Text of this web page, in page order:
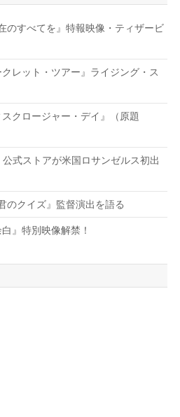
のすべてを』特報映像・ティザービ
レット・ツアー』ライジング・ス
クロージャー・デイ』（原題
公式ストアが米国ロサンゼルス初出
のクイズ』監督演出を語る
』特別映像解禁！